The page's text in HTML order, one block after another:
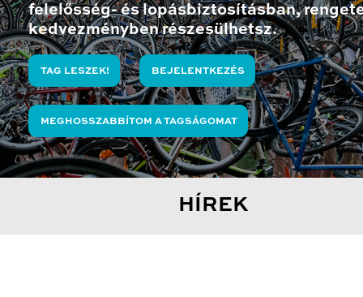
felelősség- és lopásbiztosításban,
kedvezményben részesülhetsz.
TAG LESZEK! BEJELENTKEZÉS
MEGHOSSZABBÍTOM A TAGSÁGOMAT
HÍREK